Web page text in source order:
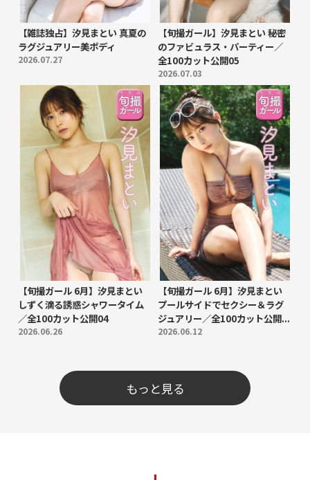
【雑誌独占】汐見まとい 真夏の
ラグジュアリー美ボディ
2026.07.27
【旬撮ガール】汐見まとい 秘密
のファビュラス・パーティー／
全100カット公開05
2026.07.03
【旬撮ガール 6月】汐見まとい
しずく滴る誘惑シャワータイム
／全100カット公開04
2026.06.26
【旬撮ガール 6月】汐見まとい
プールサイドでセクシー＆ラグ
ジュアリー／全100カット公開...
2026.06.12
もっと見る